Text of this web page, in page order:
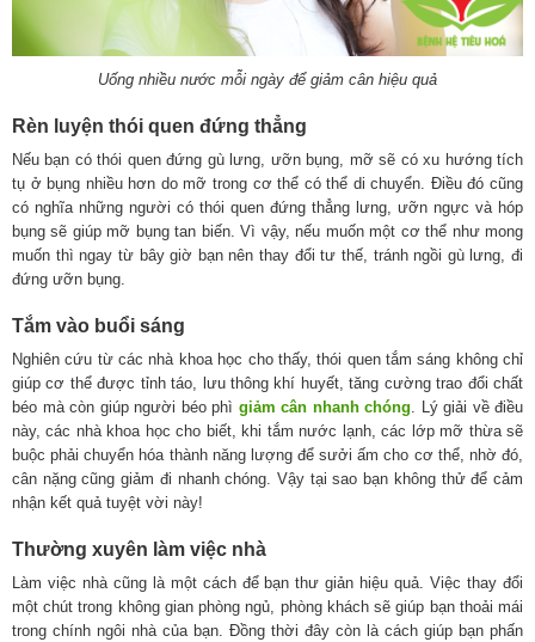
Uống nhiều nước mỗi ngày để giảm cân hiệu quả
Rèn luyện thói quen đứng thẳng
Nếu bạn có thói quen đứng gù lưng, ưỡn bụng, mỡ sẽ có xu hướng tích
tụ ở bụng nhiều hơn do mỡ trong cơ thể có thể di chuyển. Điều đó cũng
có nghĩa những người có thói quen đứng thẳng lưng, ưỡn ngực và hóp
bụng sẽ giúp mỡ bụng tan biến. Vì vậy, nếu muốn một cơ thể như mong
muốn thì ngay từ bây giờ bạn nên thay đổi tư thế, tránh ngồi gù lưng, đi
đứng ưỡn bụng.
Tắm vào buổi sáng
Nghiên cứu từ các nhà khoa học cho thấy, thói quen tắm sáng không chỉ
giúp cơ thể được tỉnh táo, lưu thông khí huyết, tăng cường trao đổi chất
béo mà còn giúp người béo phì giảm cân nhanh chóng. Lý giải về điều
này, các nhà khoa học cho biết, khi tắm nước lạnh, các lớp mỡ thừa sẽ
buộc phải chuyển hóa thành năng lượng để sưởi ấm cho cơ thể, nhờ đó,
cân nặng cũng giảm đi nhanh chóng. Vậy tại sao bạn không thử để cảm
nhận kết quả tuyệt vời này!
Thường xuyên làm việc nhà
Làm việc nhà cũng là một cách để bạn thư giản hiệu quả. Việc thay đổi
một chút trong không gian phòng ngủ, phòng khách sẽ giúp bạn thoải mái
trong chính ngôi nhà của bạn. Đồng thời đây còn là cách giúp bạn phấn